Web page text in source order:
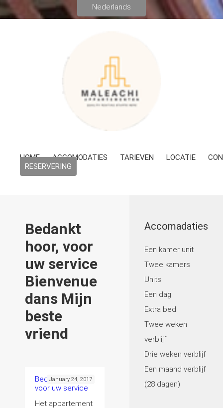
HOME ACCOMODATIES TARIEVEN LOCATIE
RESERVERING
Bedankt
hoor, voor
uw service
Bienvenue
dans Mijn
beste
vriend
Bedankt hoor,
voor uw service
Het appartement
January 24, 2017
Accomadaties
Een kamer unit
Twee kamers
Units
Een dag
Extra bed
Twee weken
verblijf
Drie weken verblijf
Een maand verblijf
(28 dagen)